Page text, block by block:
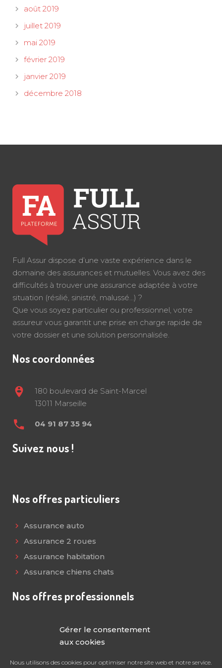
Gérer le consentement
aux cookies
Nous utilisons des cookies pour optimiser notre site web et notre service.
août 2019
juillet 2019
mai 2019
février 2019
janvier 2019
décembre 2018
Full Assur dispose d’une vaste expérience dans le
domaine des assurances et mutuelles. Vous avez des
difficultés à trouver une assurance adaptée à votre
situation (résilié, sinistré, malussé…) ?
Que vous soyez particulier ou professionnel, votre
assureur vous garantit une prise en charge rapide de
votre dossier et une solution personnalisée.
Nos coordonnées
180 boulevard de Saint-Marcel
13011 Marseille
04 91 87 35 94
Suivez nous !
Nos offres particuliers
Assurance auto
Assurance 2 roues
Assurance habitation
Assurance chiens chats
Nos offres professionnels
Assurance décennale